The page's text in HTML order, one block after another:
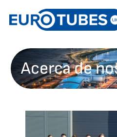
Acerca de